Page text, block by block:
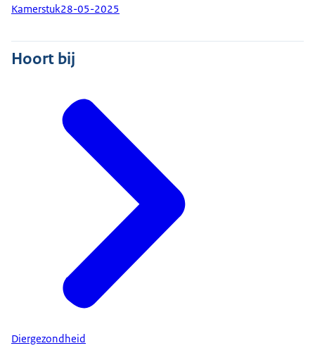
Kamerstuk28-05-2025
Hoort bij
Diergezondheid